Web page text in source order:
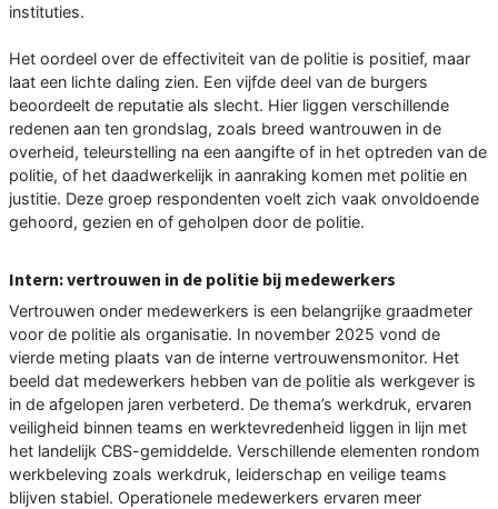
instituties.
Het oordeel over de effectiviteit van de politie is positief, maar
laat een lichte daling zien. Een vijfde deel van de burgers
beoordeelt de reputatie als slecht. Hier liggen verschillende
redenen aan ten grondslag, zoals breed wantrouwen in de
overheid, teleurstelling na een aangifte of in het optreden van de
politie, of het daadwerkelijk in aanraking komen met politie en
justitie. Deze groep respondenten voelt zich vaak onvoldoende
gehoord, gezien en of geholpen door de politie.
Intern: vertrouwen in de politie bij medewerkers
Vertrouwen onder medewerkers is een belangrijke graadmeter
voor de politie als organisatie. In november 2025 vond de
vierde meting plaats van de interne vertrouwensmonitor. Het
beeld dat medewerkers hebben van de politie als werkgever is
in de afgelopen jaren verbeterd. De thema’s werkdruk, ervaren
veiligheid binnen teams en werktevredenheid liggen in lijn met
het landelijk CBS-gemiddelde. Verschillende elementen rondom
werkbeleving zoals werkdruk, leiderschap en veilige teams
blijven stabiel. Operationele medewerkers ervaren meer